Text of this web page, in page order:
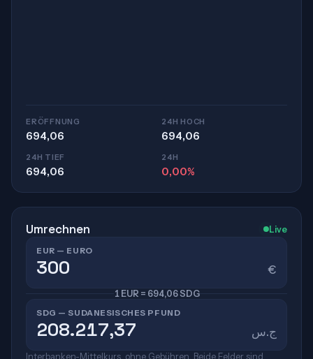
ERÖFFNUNG
694,06
24H HOCH
694,06
24H TIEF
694,06
24H
0,00%
Umrechnen Live
EUR — EURO
€
1 EUR = 694,06 SDG
SDG — SUDANESISCHES PFUND
ج.س
Interbanken-Mittelkurs, ohne Gebühren. Beide Felder sind